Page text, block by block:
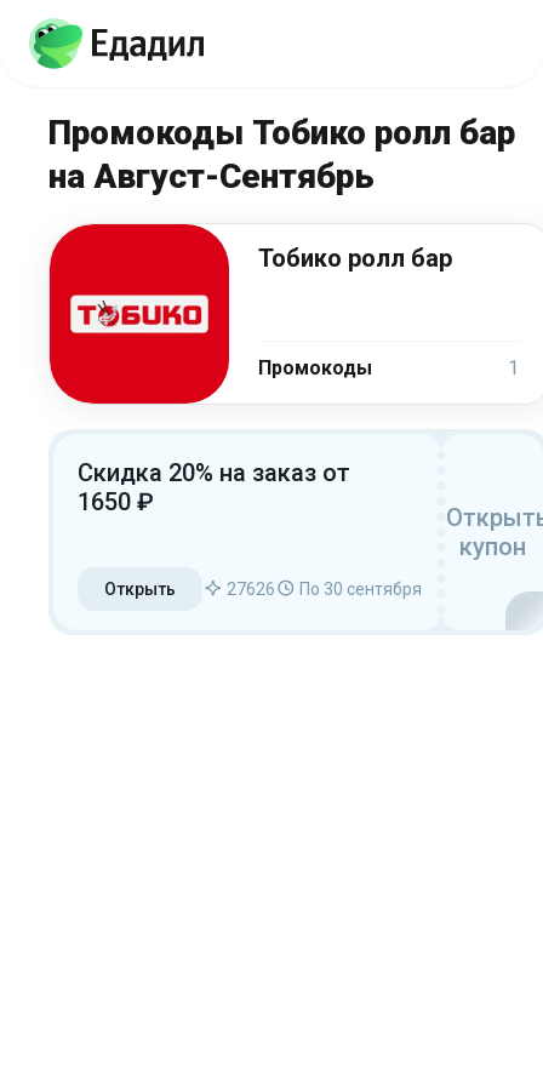
Промокоды Тобико ролл бар
на Август-Сентябрь
Тобико ролл бар
Промокоды 1
Скидка 20% на заказ от
1650 ₽
Открыть 27626 По 30 сентября
купон